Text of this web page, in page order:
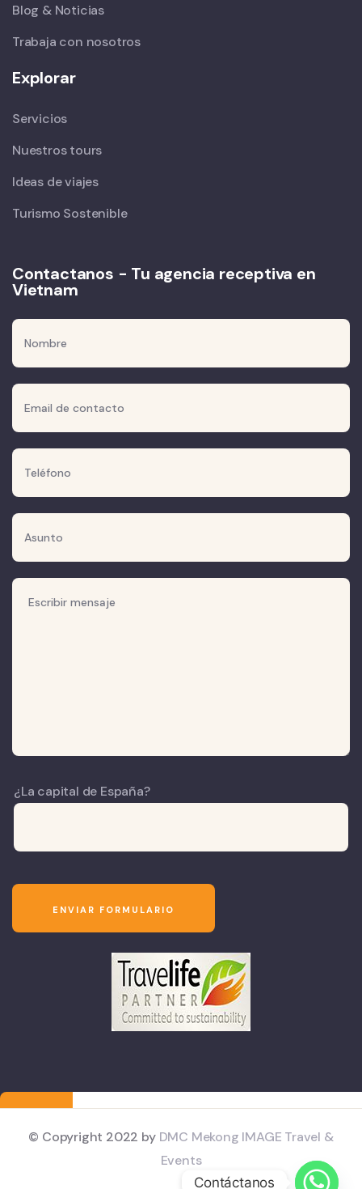
Blog & Noticias
Trabaja con nosotros
Explorar
Servicios
Nuestros tours
Ideas de viajes
Turismo Sostenible
Contactanos - Tu agencia receptiva en
Vietnam
¿La capital de España?
© Copyright 2022 by DMC Mekong IMAGE Travel &
Events
Contáctanos